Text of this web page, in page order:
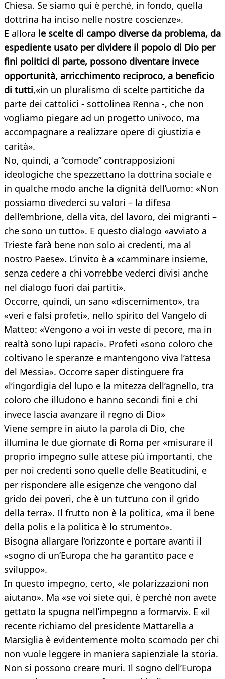
Chiesa. Se siamo qui è perché, in fondo, quella
dottrina ha inciso nelle nostre coscienze».
E allora le scelte di campo diverse da problema, da
espediente usato per dividere il popolo di Dio per
fini politici di parte, possono diventare invece
opportunità, arricchimento reciproco, a beneficio
di tutti,«in un pluralismo di scelte partitiche da
parte dei cattolici - sottolinea Renna -, che non
vogliamo piegare ad un progetto univoco, ma
accompagnare a realizzare opere di giustizia e
carità».
No, quindi, a “comode” contrapposizioni
ideologiche che spezzettano la dottrina sociale e
in qualche modo anche la dignità dell’uomo: «Non
possiamo divederci su valori – la difesa
dell’embrione, della vita, del lavoro, dei migranti –
che sono un tutto». E questo dialogo «avviato a
Trieste farà bene non solo ai credenti, ma al
nostro Paese». L’invito è a «camminare insieme,
senza cedere a chi vorrebbe vederci divisi anche
nel dialogo fuori dai partiti».
Occorre, quindi, un sano «discernimento», tra
«veri e falsi profeti», nello spirito del Vangelo di
Matteo: «Vengono a voi in veste di pecore, ma in
realtà sono lupi rapaci». Profeti «sono coloro che
coltivano le speranze e mantengono viva l’attesa
del Messia». Occorre saper distinguere fra
«l’ingordigia del lupo e la mitezza dell’agnello, tra
coloro che illudono e hanno secondi fini e chi
invece lascia avanzare il regno di Dio»
Viene sempre in aiuto la parola di Dio, che
illumina le due giornate di Roma per «misurare il
proprio impegno sulle attese più importanti, che
per noi credenti sono quelle delle Beatitudini, e
per rispondere alle esigenze che vengono dal
grido dei poveri, che è un tutt’uno con il grido
della terra». Il frutto non è la politica, «ma il bene
della polis e la politica è lo strumento».
Bisogna allargare l’orizzonte e portare avanti il
«sogno di un’Europa che ha garantito pace e
sviluppo».
In questo impegno, certo, «le polarizzazioni non
aiutano». Ma «se voi siete qui, è perché non avete
gettato la spugna nell’impegno a formarvi». E «il
recente richiamo del presidente Mattarella a
Marsiglia è evidentemente molto scomodo per chi
non vuole leggere in maniera sapienziale la storia.
Non si possono creare muri. Il sogno dell’Europa